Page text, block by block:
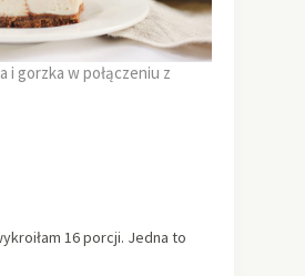
i gorzka w połączeniu z
16 porcji. Jedna to